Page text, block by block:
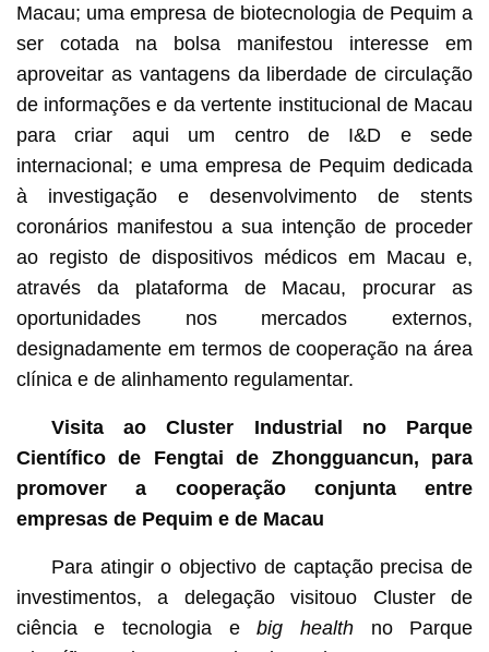
Macau; uma empresa de biotecnologia de Pequim a
ser cotada na bolsa manifestou interesse em
aproveitar as vantagens da liberdade de circulação
de informações e da vertente institucional de Macau
para criar aqui um centro de I&D e sede
internacional; e uma empresa de Pequim dedicada
à investigação e desenvolvimento de stents
coronários manifestou a sua intenção de proceder
ao registo de dispositivos médicos em Macau e,
através da plataforma de Macau, procurar as
oportunidades nos mercados externos,
designadamente em termos de cooperação na área
clínica e de alinhamento regulamentar.
Visita ao Cluster Industrial no Parque
Científico de Fengtai de Zhongguancun, para
promover a cooperação conjunta entre
empresas de Pequim e de Macau
Para atingir o objectivo de captação precisa de
investimentos, a delegação visitouo Cluster de
ciência e tecnologia ebig healthno Parque